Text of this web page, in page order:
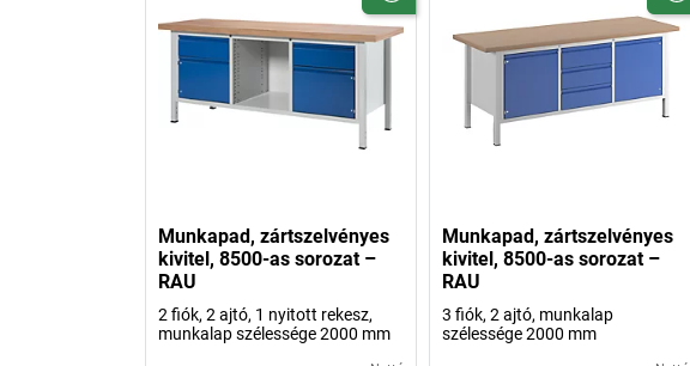
Munkapad, zártszelvényes
kivitel, 8500-as sorozat –
RAU
2 fiók, 2 ajtó, 1 nyitott rekesz,
munkalap szélessége 2000 mm
Munkapad, zártszelvényes
kivitel, 8500-as sorozat –
RAU
3 fiók, 2 ajtó, munkalap
szélessége 2000 mm